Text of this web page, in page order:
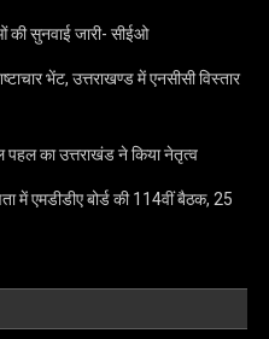
की सुनवाई जारी- सीईओ
भेंट, उत्तराखण्ड में एनसीसी विस्तार
का उत्तराखंड ने किया नेतृत्व
एमडीडीए बोर्ड की 114वीं बैठक, 25